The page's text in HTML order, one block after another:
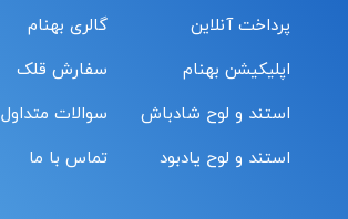
پرداخت آنلاین
اپلیکیشن بهنام
استند و لوح شادباش
استند و لوح یادبود
گالری بهنام
سفارش قلک
سوالات متداول
تماس با ما